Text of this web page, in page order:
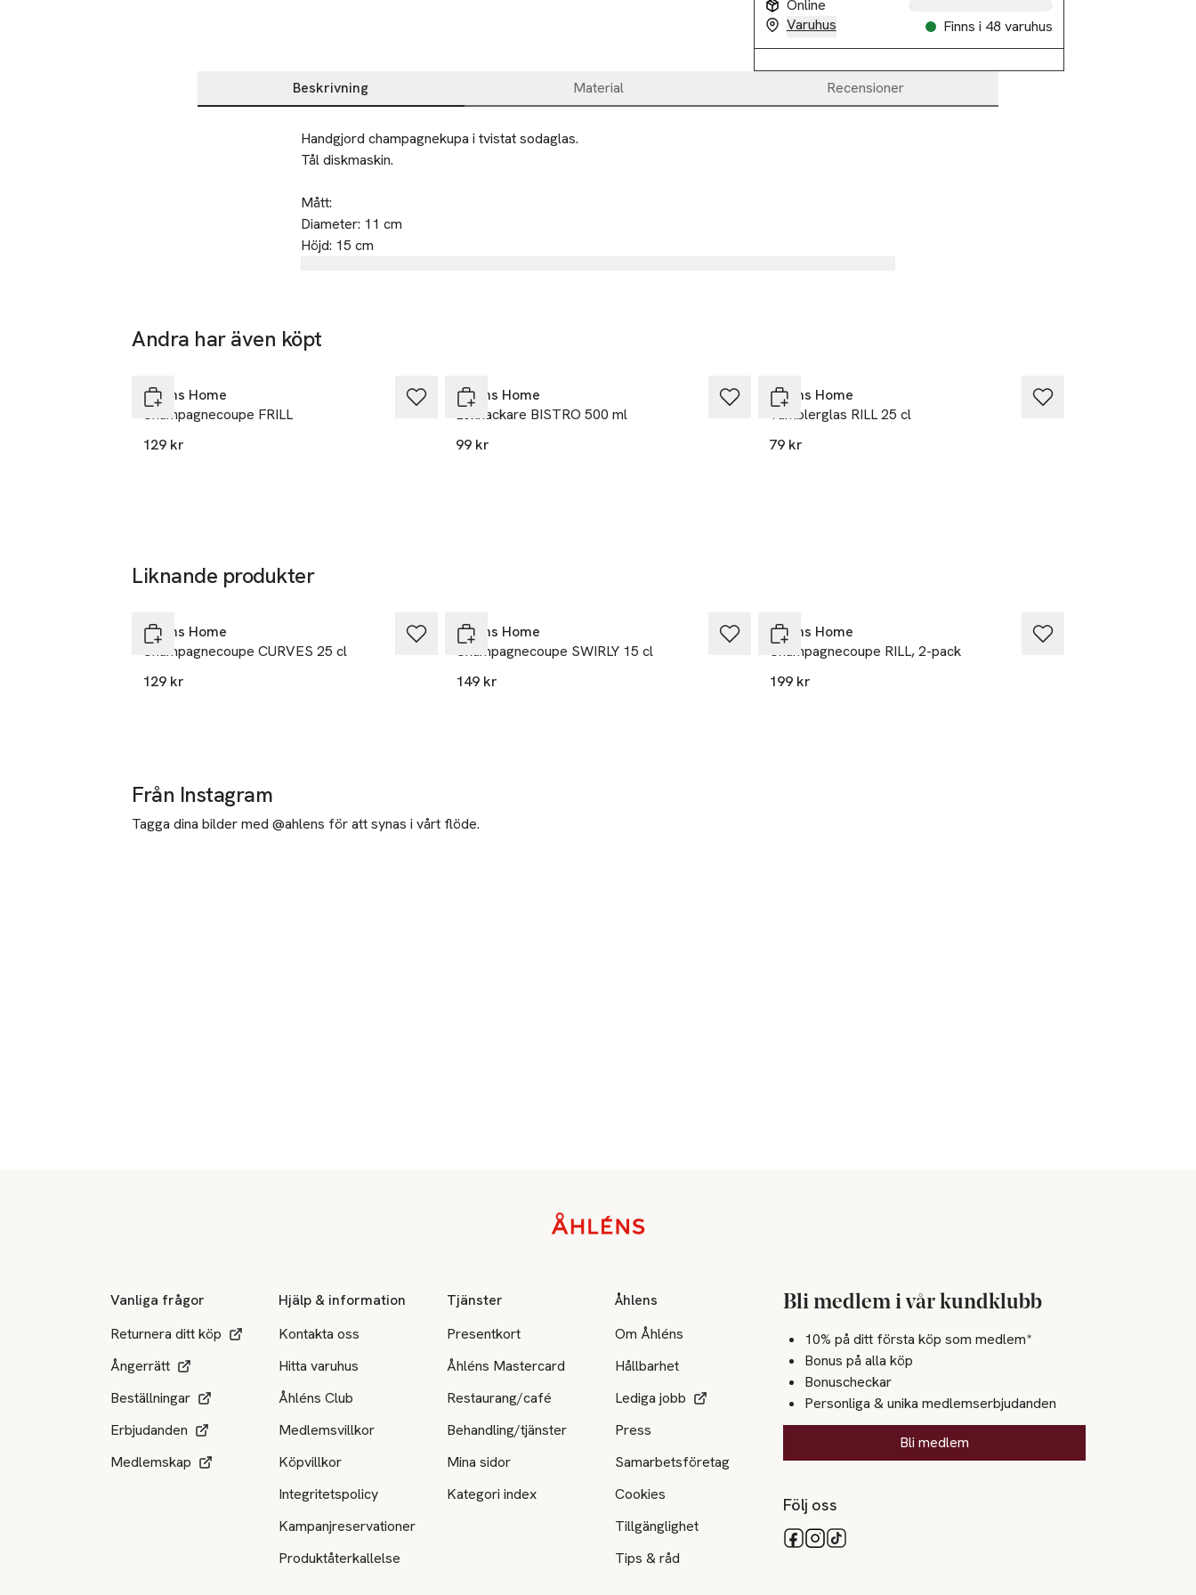
Online
Varuhus
Finns i 48 varuhus
Beskrivning Material Recensioner
Beskrivning
Handgjord champagnekupa i tvistat sodaglas.
Tål diskmaskin.
Mått:
Diameter: 11 cm
Höjd: 15 cm
Dalagatan 100
113 43 Stockholm
info.hk@ahlens.se
Andra har även köpt
Åhléns Home
Champagnecoupe FRILL
129 kr
Åhléns Home
Lökhackare BISTRO 500 ml
99 kr
Åhléns Home
Tumblerglas RILL 25 cl
79 kr
Liknande produkter
Åhléns Home
Champagnecoupe CURVES 25 cl
129 kr
Åhléns Home
Champagnecoupe SWIRLY 15 cl
149 kr
Åhléns Home
Champagnecoupe RILL, 2-pack
199 kr
Från Instagram
Tagga dina bilder med @ahlens för att synas i vårt flöde.
Vanliga frågor
Returnera ditt köp
Ångerrätt
Beställningar
Erbjudanden
Medlemskap
Hjälp & information
Kontakta oss
Hitta varuhus
Åhléns Club
Medlemsvillkor
Köpvillkor
Integritetspolicy
Kampanjreservationer
Produktåterkallelse
Tjänster
Presentkort
Åhléns Mastercard
Restaurang/café
Behandling/tjänster
Mina sidor
Kategori index
Åhlens
Om Åhléns
Hållbarhet
Lediga jobb
Press
Samarbetsföretag
Cookies
Tillgänglighet
Tips & råd
Bli medlem i vår kundklubb
10% på ditt första köp som medlem*
Bonus på alla köp
Bonuscheckar
Personliga & unika medlemserbjudanden
Bli medlem
Följ oss